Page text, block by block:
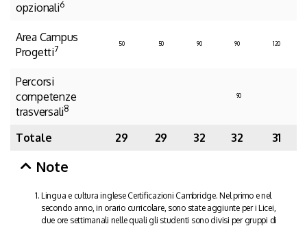
opzionali6
Area Campus
Progetti7 50 50 90 90 120
Percorsi
competenze
trasversali8
90
Totale 29 29 32 32 31
Note
Lingua e cultura inglese Certificazioni Cambridge. Nel primo e nel
secondo anno, in orario curricolare, sono state aggiunte per i Licei,
due ore settimanali nelle quali gli studenti sono divisi per gruppi di